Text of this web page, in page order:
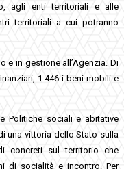
agli enti territoriali e alle
territoriali a cui potranno
e in gestione all’Agenzia. Di
1.446 i beni mobili e
Politiche sociali e abitative
una vittoria dello Stato sulla
concreti sul territorio che
di socialità e incontro. Per